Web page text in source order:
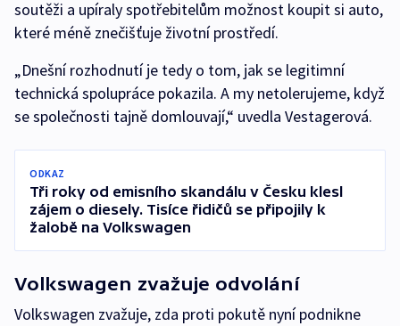
soutěži a upíraly spotřebitelům možnost koupit si auto,
které méně znečišťuje životní prostředí.
„Dnešní rozhodnutí je tedy o tom, jak se legitimní
technická spolupráce pokazila. A my netolerujeme, když
se společnosti tajně domlouvají,“ uvedla Vestagerová.
ODKAZ
Tři roky od emisního skandálu v Česku klesl
zájem o diesely. Tisíce řidičů se připojily k
žalobě na Volkswagen
Volkswagen zvažuje odvolání
Volkswagen zvažuje, zda proti pokutě nyní podnikne